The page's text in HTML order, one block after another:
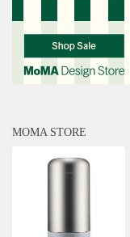
MOMA STORE